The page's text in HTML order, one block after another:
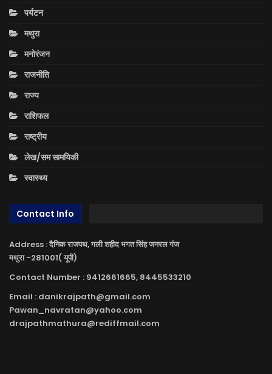
पर्यटन
मथुरा
मनोरंजन
राजनीति
राज्य
राशिफल
राष्ट्रीय
लेख/सम सामयिकी
स्वास्थ्य
Contact Info
Address : दैनिक राजपथ, गली शहीद भगत सिंह जनरल गंज
मथुरा -281001( यूपी)
Contact Number : 9412661665, 8445533210
Email : danikrajpath@gmail.com
Pawan_navratan@yahoo.com
drajpathmathura@rediffmail.com